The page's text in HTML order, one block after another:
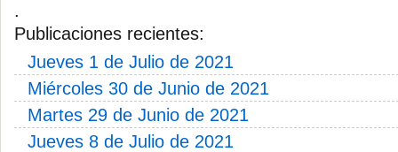
.
Publicaciones recientes:
Jueves 1 de Julio de 2021
Miércoles 30 de Junio de 2021
Martes 29 de Junio de 2021
Jueves 8 de Julio de 2021